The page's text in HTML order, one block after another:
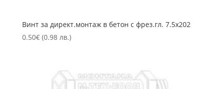
Винт за директ.монтаж в бетон с фрез.гл. 7.5х202
0.50€ (0.98 лв.)